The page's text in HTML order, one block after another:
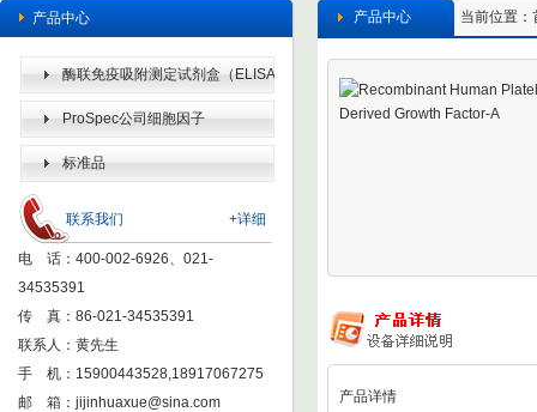
产品中心
酶联免疫吸附测定试剂盒（ELISA
KIT） ProSpec公司细胞因子
标准品
+详细
联系我们
电 话：400-002-6926、021-
34535391
传 真：86-021-34535391
联系人：黄先生
手 机：15900443528,18917067275
邮 箱： jijinhuaxue@sina.com
当前位置：
产品中心
产品详情